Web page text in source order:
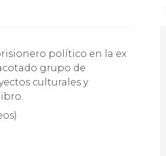
grupo de
culturales y